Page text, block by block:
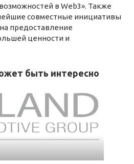
в Web3». Также
совместные инициативы
предоставление
ценности и
быть интересно